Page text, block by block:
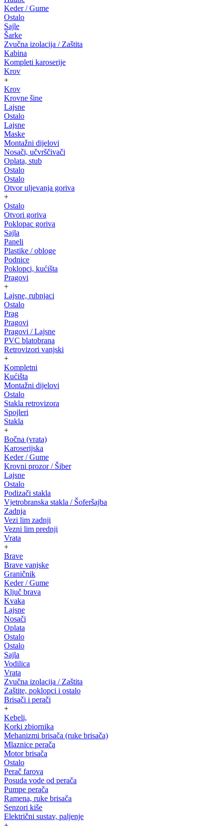
Keder / Gume
Ostalo
Sajle
Šarke
Zvučna izolacija / Zaštita
Kabina
Kompleti karoserije
Krov
+
Krov
Krovne šine
Lajsne
Ostalo
Lajsne
Maske
Montažni dijelovi
Nosači, učvrščivači
Oplata, stub
Ostalo
Ostalo
Otvor uljevanja goriva
+
Ostalo
Otvori goriva
Poklopac goriva
Sajla
Paneli
Plastike / obloge
Podnice
Poklopci, kućišta
Pragovi
+
Lajsne, rubnjaci
Ostalo
Prag
Pragovi
Pragovi / Lajsne
PVC blatobrana
Retrovizori vanjski
+
Kompletni
Kućišta
Montažni dijelovi
Ostalo
Stakla retrovizora
Spojleri
Stakla
+
Bočna (vrata)
Karoserijska
Keder / Gume
Krovni prozor / Šiber
Lajsne
Ostalo
Podizači stakla
Vjetrobranska stakla / Šoferšajba
Zadnja
Vezi lim zadnji
Vezni lim prednji
Vrata
+
Brave
Brave vanjske
Graničnik
Keder / Gume
Ključ brava
Kvaka
Lajsne
Nosači
Oplata
Ostalo
Ostalo
Sajla
Vodilica
Vrata
Zvučna izolacija / Zaštita
Zaštite, poklopci i ostalo
Brisači i perači
+
Kebeli,
Korki zbiornika
Mehanizmi brisača (ruke brisača)
Mlaznice perača
Motor brisača
Ostalo
Perač farova
Posuda vode od perača
Pumpe perača
Ramena, ruke brisača
Senzori kiše
Električni sustav, paljenje